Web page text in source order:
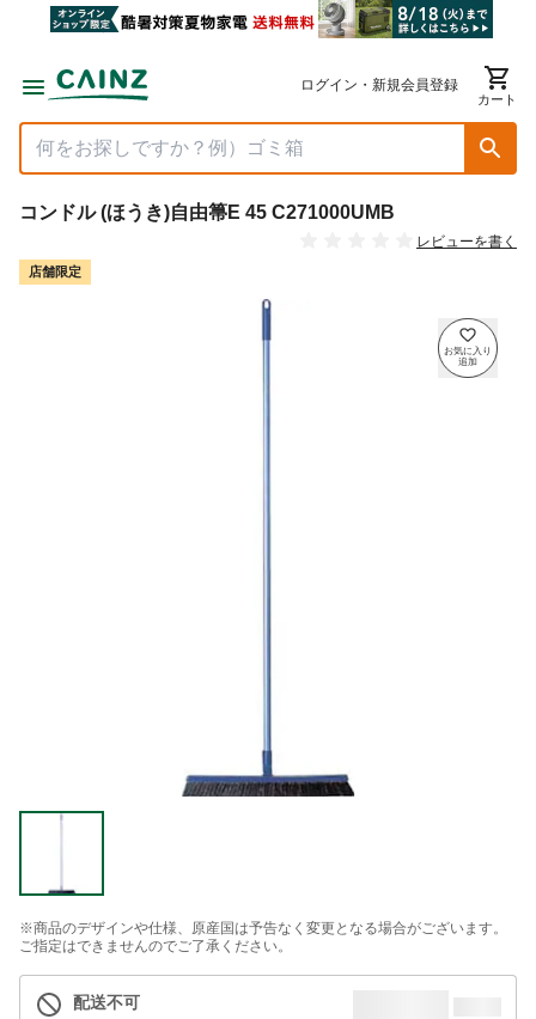
ログイン・新規会員登録
カート
コンドル (ほうき)自由箒E 45 C271000UMB
レビューを書く
店舗限定
※商品のデザインや仕様、原産国は予告なく変更となる場合がございます。
ご指定はできませんのでご了承ください。
配送不可